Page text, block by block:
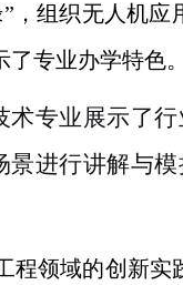
，组织无人机
专业办学特色。
术专业展示了
进行讲解与
领域的创新实